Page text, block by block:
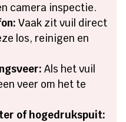
camera inspectie.
Vaak zit vuil direct
los, reinigen en
Als het vuil
veer om het te
of hogedrukspuit: